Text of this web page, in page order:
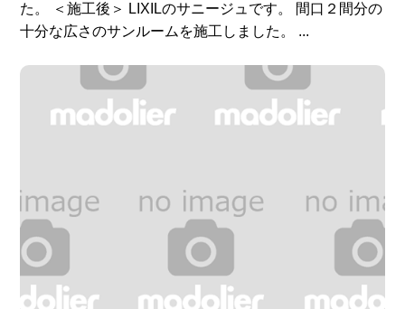
た。 ＜施工後＞ LIXILのサニージュです。 間口２間分の
十分な広さのサンルームを施工しました。 ...